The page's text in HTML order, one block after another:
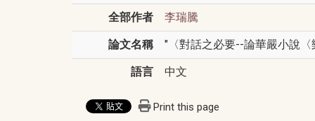
全部作者 李瑞騰
論文名稱 "〈對話之必要--論華嚴小說
語言 中文
Print this page